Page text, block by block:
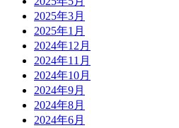
2025年3月
2025年1月
2024年12月
2024年11月
2024年10月
2024年9月
2024年8月
2024年6月